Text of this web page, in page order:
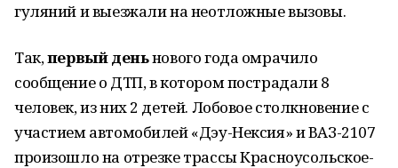
гуляний и выезжали на неотложные вызовы.
Так,первый деньнового года омрачило
сообщение о ДТП, в котором пострадали 8
человек, из них 2 детей. Лобовое столкновение с
участием автомобилей «Дэу-Нексия» и ВАЗ-2107
произошло на отрезке трассы Красноусольское-